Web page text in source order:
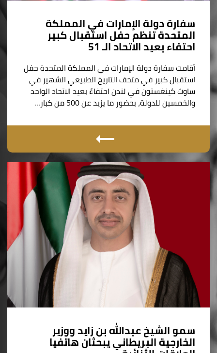
سفارة دولة الإمارات في المملكة
المتحدة تنظم حفل استقبال كبير
احتفاء بعيد الاتحاد الـ 51
أقامت سفارة دولة الإمارات في المملكة المتحدة حفل
استقبال كبير في متحف التاريخ الطبيعي الشهير في
ساوث كينغستون في لندن احتفاءً بعيد الاتحاد الواحد
والخمسين للدولة، بحضور ما يزيد عن 500 من كبار…
سمو الشيخ عبدالله بن زايد ووزير
الخارجية البريطاني يبحثان هاتفيا